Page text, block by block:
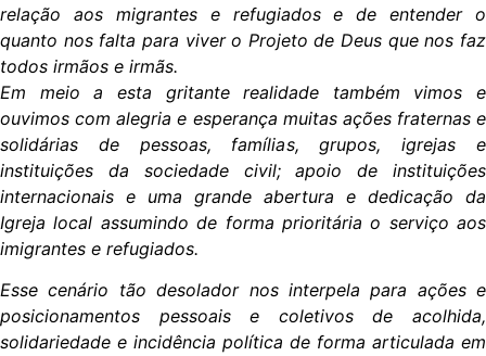
relação aos migrantes e refugiados e de entender o
quanto nos falta para viver o Projeto de Deus que nos faz
todos irmãos e irmãs.
Em meio a esta gritante realidade também vimos e
ouvimos com alegria e esperança muitas ações fraternas e
solidárias de pessoas, famílias, grupos, igrejas e
instituições da sociedade civil; apoio de instituições
internacionais e uma grande abertura e dedicação da
Igreja local assumindo de forma prioritária o serviço aos
imigrantes e refugiados.
Esse cenário tão desolador nos interpela para ações e
posicionamentos pessoais e coletivos de acolhida,
solidariedade e incidência política de forma articulada em